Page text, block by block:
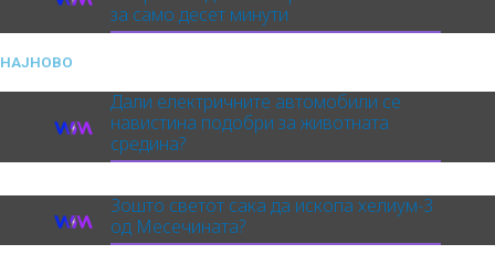
за само десет минути
НАЈНОВО
Дали електричните автомобили се
навистина подобри за животната
средина?
Зошто светот сака да ископа хелиум-3
од Месечината?